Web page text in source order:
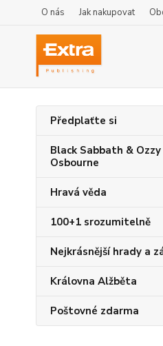
O nás Jak nakupovat
Předplaťte si
Black Sabbath & Ozzy
Osbourne
Hravá věda
100+1 srozumitelně
Nejkrásnější hrady a
Královna Alžběta
Poštovné zdarma